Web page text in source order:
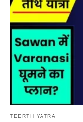
TEERTH YATRA